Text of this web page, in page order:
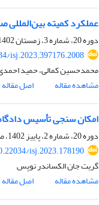
عملکرد کمیته
دوره 20، شماره 3، زمستان 1402، صفحه
isj.2023.397176.2008
محمدحسین کمالی، حمید
مشاهده مقاله
اصل مقاله
امکان سنجی تأسیس
دوره 20، شماره 2، پاییز 1402، صفحه
isj.2023.178190
گریت جان الکساندر نوپس
مشاهده مقاله
اصل مقاله